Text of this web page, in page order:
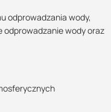
odprowadzania wody,
wody oraz